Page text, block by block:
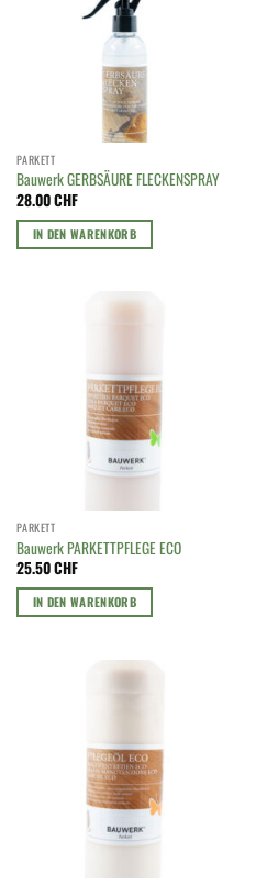
PARKETT
Bauwerk GERBSÄURE FLECKENSPRAY
28.00CHF
IN DEN WARENKORB
PARKETT
Bauwerk PARKETTPFLEGE ECO
25.50CHF
IN DEN WARENKORB